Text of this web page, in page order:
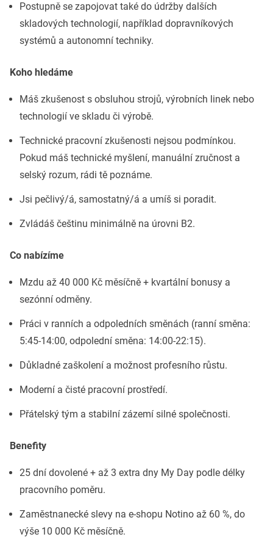
Postupně se zapojovat také do údržby dalších
skladových technologií, například dopravníkových
systémů a autonomní techniky.
Koho hledáme
Máš zkušenost s obsluhou strojů, výrobních linek nebo
technologií ve skladu či výrobě.
Technické pracovní zkušenosti nejsou podmínkou.
Pokud máš technické myšlení, manuální zručnost a
selský rozum, rádi tě poznáme.
Jsi pečlivý/á, samostatný/á a umíš si poradit.
Zvládáš češtinu minimálně na úrovni B2.
Co nabízíme
Mzdu až 40 000 Kč měsíčně + kvartální bonusy a
sezónní odměny.
Práci v ranních a odpoledních směnách (ranní směna:
5:45-14:00, odpolední směna: 14:00-22:15).
Důkladné zaškolení a možnost profesního růstu.
Moderní a čisté pracovní prostředí.
Přátelský tým a stabilní zázemí silné společnosti.
Benefity
25 dní dovolené + až 3 extra dny My Day podle délky
pracovního poměru.
Zaměstnanecké slevy na e-shopu Notino až 60 %, do
výše 10 000 Kč měsíčně.